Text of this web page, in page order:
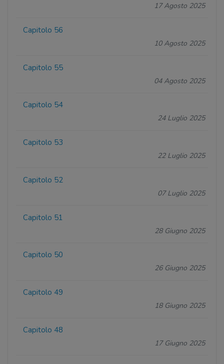
17 Agosto 2025
Capitolo 56
10 Agosto 2025
Capitolo 55
04 Agosto 2025
Capitolo 54
24 Luglio 2025
Capitolo 53
22 Luglio 2025
Capitolo 52
07 Luglio 2025
Capitolo 51
28 Giugno 2025
Capitolo 50
26 Giugno 2025
Capitolo 49
18 Giugno 2025
Capitolo 48
17 Giugno 2025